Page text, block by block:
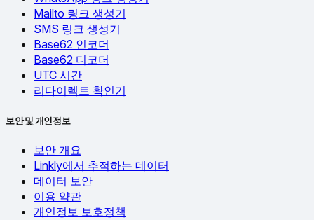
Mailto 링크 생성기
SMS 링크 생성기
Base62 인코더
Base62 디코더
UTC 시간
리다이렉트 확인기
보안 및 개인정보
보안 개요
Linkly에서 추적하는 데이터
데이터 보안
이용 약관
개인정보 보호정책